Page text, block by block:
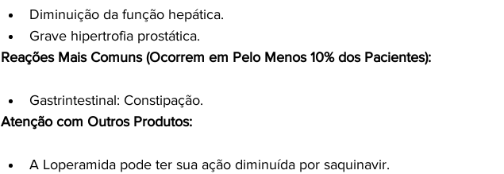
Diminuição da função hepática.
Grave hipertrofia prostática.
Reações Mais Comuns (Ocorrem em Pelo Menos 10% dos Pacientes):
Gastrintestinal: Constipação.
Atenção com Outros Produtos:
A Loperamida pode ter sua ação diminuída por saquinavir.